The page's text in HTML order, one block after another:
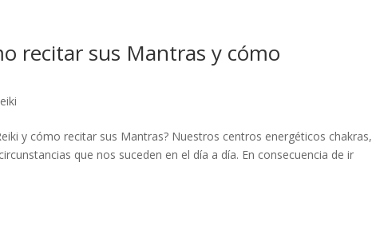
recitar sus Mantras y cómo
y cómo recitar sus Mantras? Nuestros centros energéticos chakras,
que nos suceden en el día a día. En consecuencia de ir